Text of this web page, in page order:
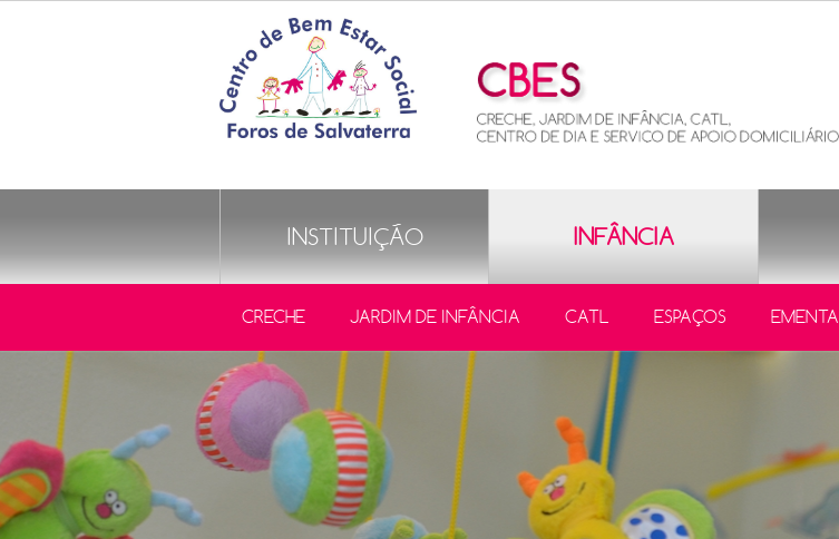
INSTITUIÇÃO INFÂNCIA
CRECHE JARDIM DE INFÂNCIA CATL ESPAÇOS EMENTA